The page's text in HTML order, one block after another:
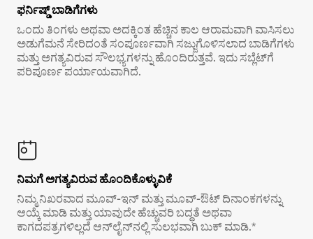
ಫರ್ನಿಷ್ಡ್ ಬಾಡಿಗೆಗಳು
ಒಂದು ತಿಂಗಳು ಅಥವಾ ಅದಕ್ಕಿಂತ ಹೆಚ್ಚಿನ ಕಾಲ ಆರಾಮವಾಗಿ ವಾಸಿಸಲು
ಅಡುಗೆಮನೆ ಸೇರಿದಂತೆ ಸಂಪೂರ್ಣವಾಗಿ ಸಜ್ಜುಗೊಳಿಸಲಾದ ಬಾಡಿಗೆಗಳು
ಮತ್ತು ಅಗತ್ಯವಿರುವ ಸೌಲಭ್ಯಗಳನ್ನು ಹೊಂದಿರುತ್ತವೆ. ಇದು ಸಬ್ಲೆಟ್‌ಗೆ
ಪರಿಪೂರ್ಣ ಪರ್ಯಾಯವಾಗಿದೆ.
ನಿಮಗೆ ಅಗತ್ಯವಿರುವ ಹೊಂದಿಕೊಳ್ಳುವಿಕೆ
ನಿಮ್ಮ ನಿಖರವಾದ ಮೂವ್-ಇನ್ ಮತ್ತು ಮೂವ್-ಔಟ್ ದಿನಾಂಕಗಳನ್ನು
ಆಯ್ಕೆ ಮಾಡಿ ಮತ್ತು ಯಾವುದೇ ಹೆಚ್ಚುವರಿ ಬದ್ಧತೆ ಅಥವಾ
ಕಾಗದಪತ್ರಗಳಿಲ್ಲದೆ ಆನ್‌ಲೈನ್‌ನಲ್ಲಿ ಸುಲಭವಾಗಿ ಬುಕ್ ಮಾಡಿ.*